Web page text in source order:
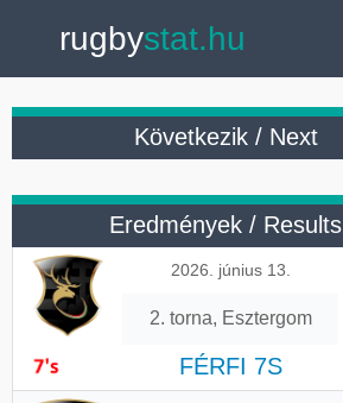
rugbystat.hu
Következik / Next
Eredmények / Results
2026. június 13.
2. torna, Esztergom
FÉRFI 7S